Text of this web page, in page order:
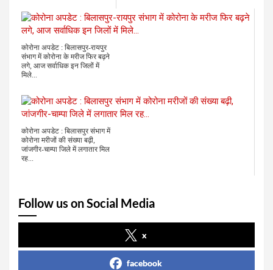
कोरोना अपडेट : बिलासपुर-रायपुर
संभाग में कोरोना के मरीज फिर बढ़ने
लगे, आज सर्वाधिक इन जिलों में
मिले...
कोरोना अपडेट : बिलासपुर संभाग में
कोरोना मरीजों की संख्या बढ़ी,
जांजगीर-चाम्पा जिले में लगातार मिल
रह...
Follow us on Social Media
x
facebook